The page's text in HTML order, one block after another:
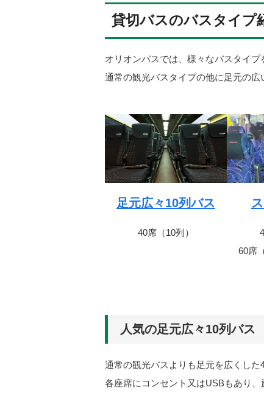
貸切バスのバスタイプ
オリオンバスでは、様々なバスタイプ
通常の観光バスタイプの他に足元の広
足元広々10列バス
40席（10列）
60席
人気の足元広々10列バス
通常の観光バスよりも足元を広くした
各座席にコンセント又はUSBもあり、